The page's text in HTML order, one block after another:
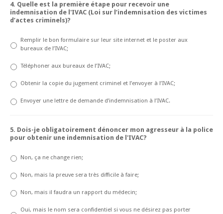
4. Quelle est la première étape pour recevoir une
indemnisation de l'IVAC (Loi sur l’indemnisation des victimes
d’actes criminels)?
Remplir le bon formulaire sur leur site internet et le poster aux
bureaux de l’IVAC;
Téléphoner aux bureaux de l’IVAC;
Obtenir la copie du jugement criminel et l’envoyer à l’IVAC;
Envoyer une lettre de demande d’indemnisation à l’IVAC.
5. Dois-je obligatoirement dénoncer mon agresseur à la police
pour obtenir une indemnisation de l'IVAC?
Non, ça ne change rien;
Non, mais la preuve sera très difficile à faire;
Non, mais il faudra un rapport du médecin;
Oui, mais le nom sera confidentiel si vous ne désirez pas porter